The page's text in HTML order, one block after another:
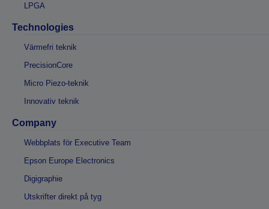
LPGA
Technologies
Värmefri teknik
PrecisionCore
Micro Piezo-teknik
Innovativ teknik
Company
Webbplats för Executive Team
Epson Europe Electronics
Digigraphie
Utskrifter direkt på tyg